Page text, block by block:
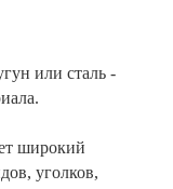
или сталь -
широкий
уголков,